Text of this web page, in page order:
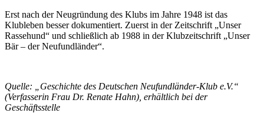
Erst nach der Neugründung des Klubs im Jahre 1948 ist das
Klubleben besser dokumentiert. Zuerst in der Zeitschrift „Unser
Rassehund“ und schließlich ab 1988 in der Klubzeitschrift „Unser
Bär – der Neufundländer“.
Quelle: „Geschichte des Deutschen Neufundländer-Klub e.V.“
(Verfasserin Frau Dr. Renate Hahn), erhältlich bei der
Geschäftsstelle